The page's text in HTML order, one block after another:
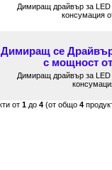
Димиращ драйвър за
консумация
Димиращ се Драйвър
с мощност
Димиращ драйвър за
от 1до 4(от общо 4